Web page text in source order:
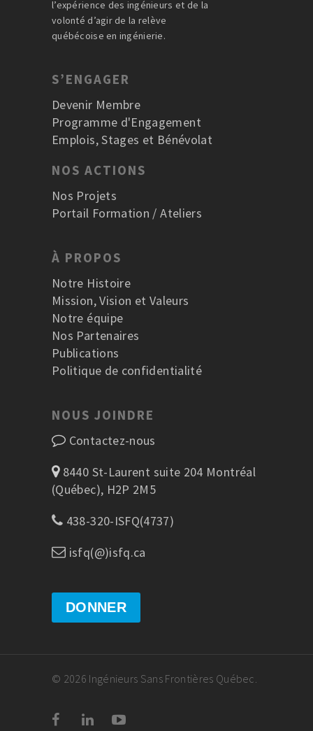
l’expérience des ingénieurs et de la
volonté d’agir de la relève
québécoise en ingénierie.
S’ENGAGER
Devenir Membre
Programme d'Engagement
Emplois, Stages et Bénévolat
NOS ACTIONS
Nos Projets
Portail Formation / Ateliers
À PROPOS
Notre Histoire
Mission, Vision et Valeurs
Notre équipe
Nos Partenaires
Publications
Politique de confidentialité
NOUS JOINDRE
Contactez-nous
8440 St-Laurent suite 204 Montréal
(Québec), H2P 2M5
438-320-ISFQ(4737)
isfq(@)isfq.ca
DONNER
© 2026 Ingénieurs Sans Frontières Québec.